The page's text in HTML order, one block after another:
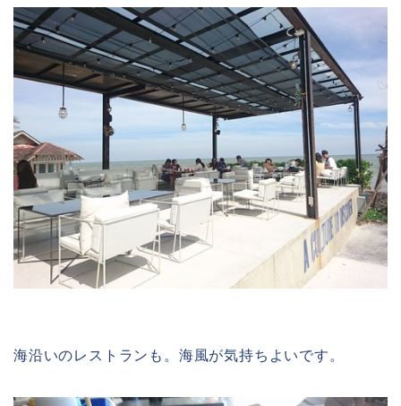
海沿いのレストランも。海風が気持ちよいです。